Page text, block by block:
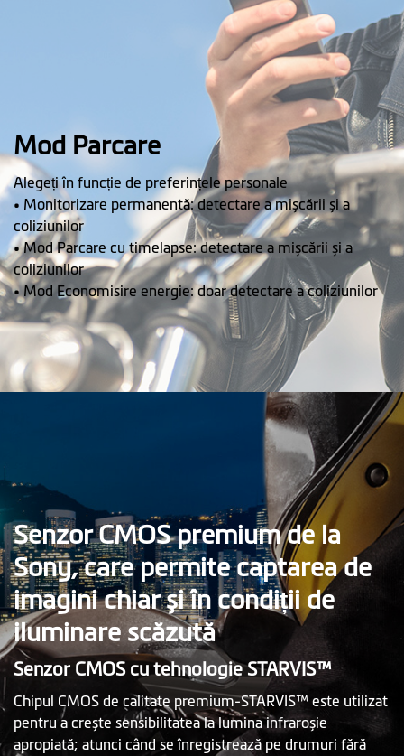
Mod Parcare
Alegeți în funcție de preferințele personale
• Monitorizare permanentă: detectare a mișcării și a
coliziunilor
• Mod Parcare cu timelapse: detectare a mișcării și a
coliziunilor
• Mod Economisire energie: doar detectare a coliziunilor
Senzor CMOS premium de la
Sony, care permite captarea de
imagini chiar și în condiții de
iluminare scăzută
Senzor CMOS cu tehnologie STARVIS™
Chipul CMOS de calitate premium-STARVIS™ este utilizat
pentru a crește sensibilitatea la lumina infraroșie
apropiată; atunci când se înregistrează pe drumuri fără